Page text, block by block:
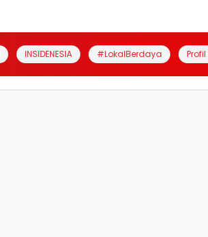
INSIDENESIA #LokalBerdaya